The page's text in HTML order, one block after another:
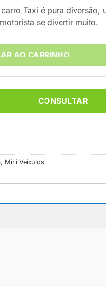
Táxi é pura diversão,
se divertir muito.
AO CARRINHO
CONSULTAR
, Mini Veiculos